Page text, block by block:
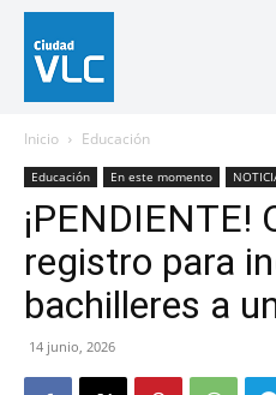
Inicio Educación
Educación En este momento
¡PENDIENTE!
registro para
bachilleres a
14 junio, 2026